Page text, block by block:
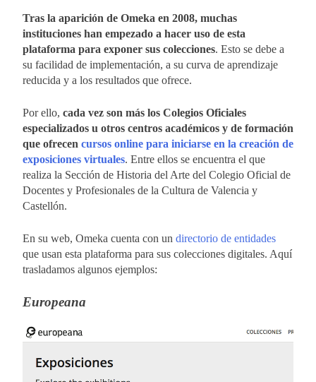
Tras la aparición de Omeka en 2008, muchas
instituciones han empezado a hacer uso de esta
plataforma para exponer sus colecciones. Esto se debe a
su facilidad de implementación, a su curva de aprendizaje
reducida y a los resultados que ofrece.
Por ello, cada vez son más los Colegios Oficiales
especializados u otros centros académicos y de formación
que ofrecen cursos online para iniciarse en la creación de
exposiciones virtuales. Entre ellos se encuentra el que
realiza la Sección de Historia del Arte del Colegio Oficial de
Docentes y Profesionales de la Cultura de Valencia y
Castellón.
En su web, Omeka cuenta con un directorio de entidades
que usan esta plataforma para sus colecciones digitales. Aquí
trasladamos algunos ejemplos:
Europeana